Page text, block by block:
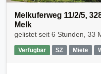
Melkuferweg 11/2/5,
Melk
gelistet seit 6 Stunden, 33
Verfügbar SZ Miete